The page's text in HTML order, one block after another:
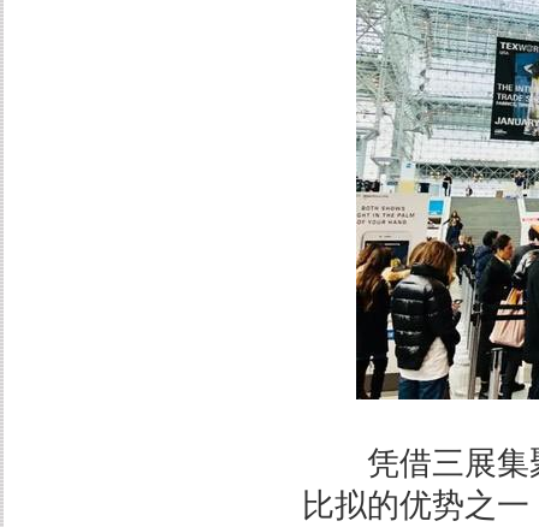
凭借三展集聚
比拟的优势之